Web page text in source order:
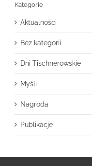
Kategorie
Aktualności
Bez kategorii
Dni Tischnerowskie
Myśli
Nagroda
Publikacje